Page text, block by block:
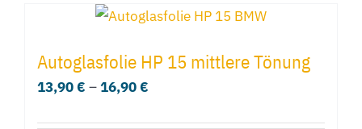
weist
Varianten
auf.
Die
Autoglasfolie HP 15 mittlere Tönung
13,90€ –16,90€